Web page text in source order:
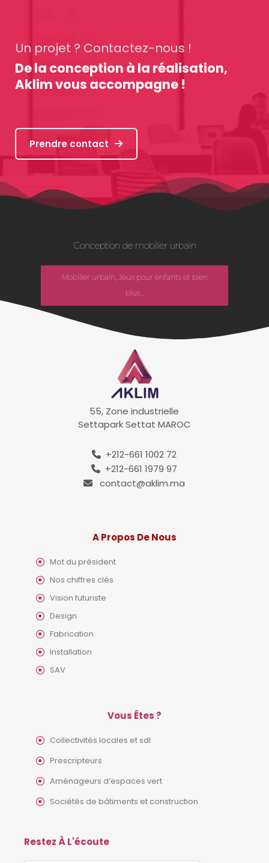
Un projet ? Contactez-nous !
De la conception à la réalisation,
Aklim vous accompagne !
Prendre contact
Conception de mobilier urbain
Mobilier urbain, Jeux pour enfants et bien
plus...
55, Zone industrielle
Settapark Settat MAROC
+212-661 1002 72
+212-661 1979 97
contact@aklim.ma
A Propos De Nous
Mot du président
Nos chiffres clés
Vision futuriste
Design
Fabrication
Installation
SAV
Vous Êtes ?
Collectivités locales et sdl
Prescripteurs
Aménageurs d’espaces vert
Sociétés de bâtiments et construction
Restez À L'écoute